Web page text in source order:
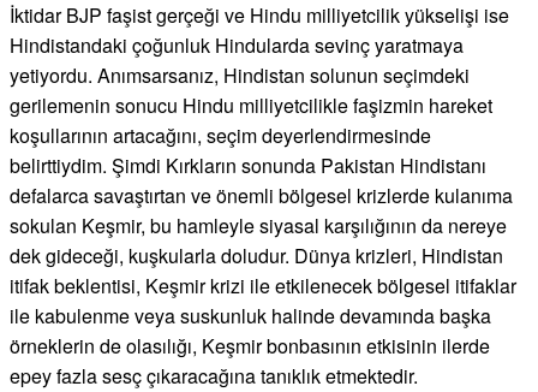
İktidar BJP faşist gerçeği ve Hindu milliyetcilik yükselişi ise
Hindistandaki çoğunluk Hindularda sevinç yaratmaya
yetiyordu. Anımsarsanız, Hindistan solunun seçimdeki
gerilemenin sonucu Hindu milliyetcilikle faşizmin hareket
koşullarının artacağını, seçim deyerlendirmesinde
belirttiydim. Şimdi Kırkların sonunda Pakistan Hindistanı
defalarca savaştırtan ve önemli bölgesel krizlerde kulanıma
sokulan Keşmir, bu hamleyle siyasal karşılığının da nereye
dek gideceği, kuşkularla doludur. Dünya krizleri, Hindistan
itifak beklentisi, Keşmir krizi ile etkilenecek bölgesel itifaklar
ile kabulenme veya suskunluk halinde devamında başka
örneklerin de olasılığı, Keşmir bonbasının etkisinin ilerde
epey fazla sesç çıkaracağına tanıklık etmektedir.